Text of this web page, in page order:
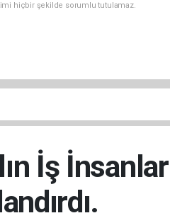
hiçbir şekilde sorumlu tutulamaz.
İş